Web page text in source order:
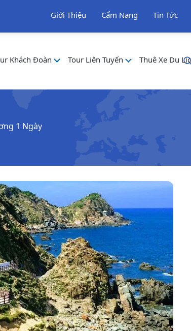
Giới Thiệu Cẩm Nang Tin Tức
Khách Đoàn Tour Liên Tuyến Thuê Xe Du
1 Ngày